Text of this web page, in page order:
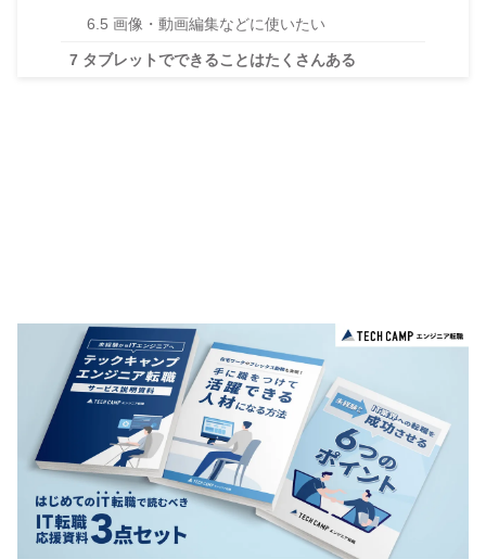
6.5 画像・動画編集などに使いたい
7 タブレットでできることはたくさんある